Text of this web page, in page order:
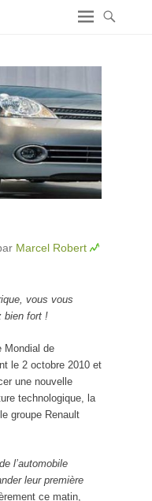
Marcel Robert
vous vous
bien fort !
Mondial de
le 2 octobre 2010 et
une nouvelle
technologique, la
groupe Renault
l’automobile
leur première
ce matin,